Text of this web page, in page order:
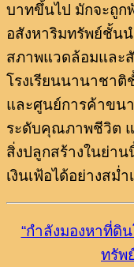
บาทขึ้นไป มักจะถู
อสังหาริมทรัพย์ชั้นน
สภาพแวดล้อมและ
โรงเรียนนานาชาติ
และศูนย์การค้าขน
ระดับคุณภาพชีวิต
สิ่งปลูกสร้างในย่าน
เงินเฟ้อได้อย่างสม่ำ
“กำลังมองหาที่ดิ
ทรัพ